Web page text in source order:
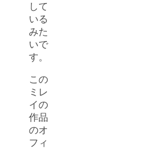
して
いる
みた
いで
す。
この
ミレ
イの
作品
のオ
フィ